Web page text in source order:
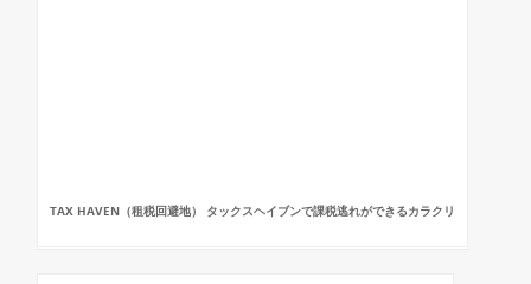
TAX HAVEN（租税回避地） タックスヘイブンで課税逃れができるカラクリ